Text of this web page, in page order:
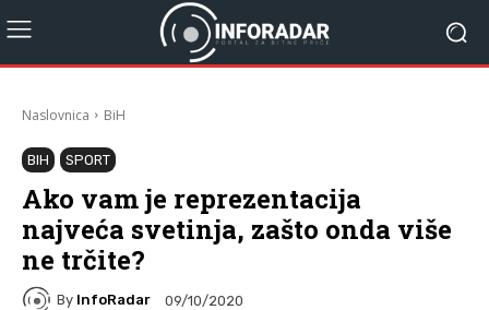
Naslovnica BiH
BIH SPORT
Ako vam je reprezentacija
najveća svetinja, zašto onda više
ne trčite?
By InfoRadar 09/10/2020